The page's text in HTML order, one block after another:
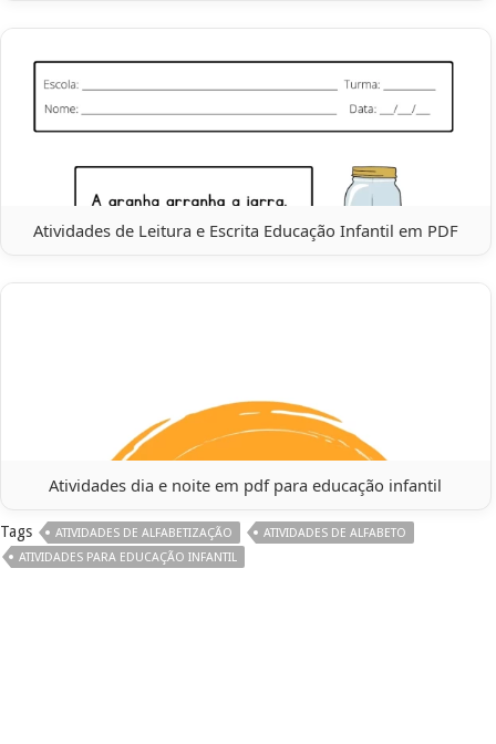
Atividades de Leitura e Escrita Educação Infantil em PDF
Atividades dia e noite em pdf para educação infantil
Tags ATIVIDADES DE ALFABETIZAÇÃO
ATIVIDADES DE ALFABETO
ATIVIDADES PARA EDUCAÇÃO INFANTIL